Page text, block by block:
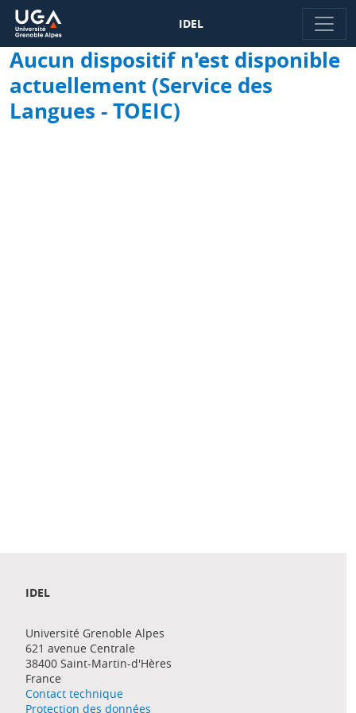
IDEL
Aucun dispositif n'est disponible
actuellement (Service des
Langues - TOEIC)
IDEL
Université Grenoble Alpes
621 avenue Centrale
38400 Saint-Martin-d'Hères
France
Contact technique
Protection des données